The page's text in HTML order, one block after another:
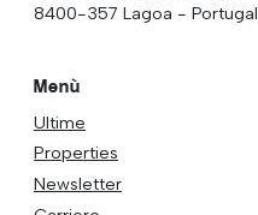
8400-357 Lagoa - Portugal
Menù
Ultime
Properties
Newsletter